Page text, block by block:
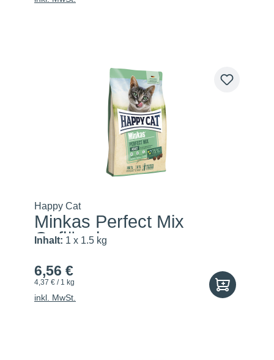
Happy Cat
Minkas Perfect Mix
Geflügel...
Inhalt: 1 x 1.5 kg
6,56 €
4,37 € / 1 kg
inkl. MwSt.